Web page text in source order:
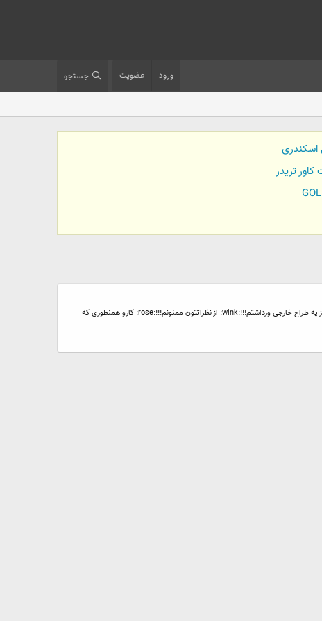
ورود عضویت جستجو
اسکندری
یه کارت ویزیت برای خودم طراحی کردم. می خواستم نظرتون رو در موردش بدونم. و بگید اگه رو چی چاپ بشه بهتر خودشو نشون میده! البته ایده و اسمش (blackpixel) از یه طراح خارجی ورداشتم!!!:wink: از نظراتتون ممنونم!!!:rose: کارو همنطوری که